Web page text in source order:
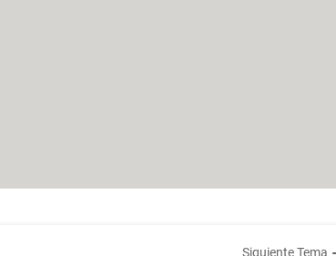
Siguiente Tema